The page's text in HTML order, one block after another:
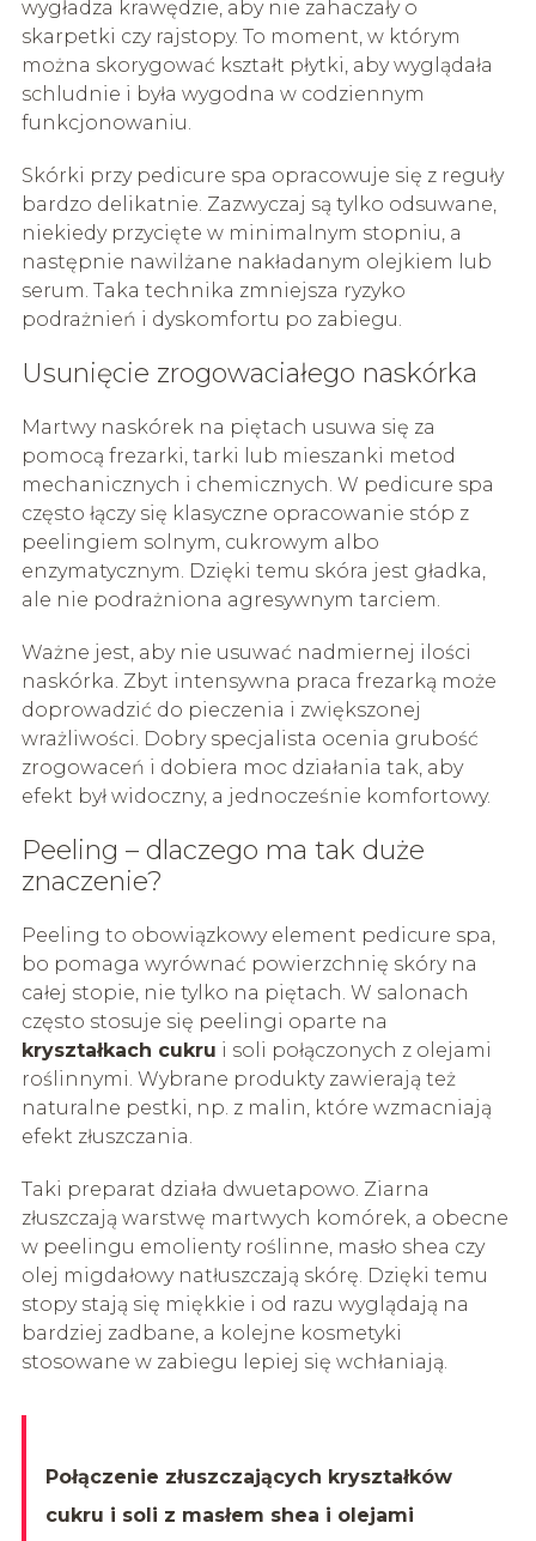
wygładza krawędzie, aby nie zahaczały o
skarpetki czy rajstopy. To moment, w którym
można skorygować kształt płytki, aby wyglądała
schludnie i była wygodna w codziennym
funkcjonowaniu.
Skórki przy pedicure spa opracowuje się z reguły
bardzo delikatnie. Zazwyczaj są tylko odsuwane,
niekiedy przycięte w minimalnym stopniu, a
następnie nawilżane nakładanym olejkiem lub
serum. Taka technika zmniejsza ryzyko
podrażnień i dyskomfortu po zabiegu.
Usunięcie zrogowaciałego naskórka
Martwy naskórek na piętach usuwa się za
pomocą frezarki, tarki lub mieszanki metod
mechanicznych i chemicznych. W pedicure spa
często łączy się klasyczne opracowanie stóp z
peelingiem solnym, cukrowym albo
enzymatycznym. Dzięki temu skóra jest gładka,
ale nie podrażniona agresywnym tarciem.
Ważne jest, aby nie usuwać nadmiernej ilości
naskórka. Zbyt intensywna praca frezarką może
doprowadzić do pieczenia i zwiększonej
wrażliwości. Dobry specjalista ocenia grubość
zrogowaceń i dobiera moc działania tak, aby
efekt był widoczny, a jednocześnie komfortowy.
Peeling – dlaczego ma tak duże
znaczenie?
Peeling to obowiązkowy element pedicure spa,
bo pomaga wyrównać powierzchnię skóry na
całej stopie, nie tylko na piętach. W salonach
często stosuje się peelingi oparte na
kryształkach cukru i soli połączonych z olejami
roślinnymi. Wybrane produkty zawierają też
naturalne pestki, np. z malin, które wzmacniają
efekt złuszczania.
Taki preparat działa dwuetapowo. Ziarna
złuszczają warstwę martwych komórek, a obecne
w peelingu emolienty roślinne, masło shea czy
olej migdałowy natłuszczają skórę. Dzięki temu
stopy stają się miękkie i od razu wyglądają na
bardziej zadbane, a kolejne kosmetyki
stosowane w zabiegu lepiej się wchłaniają.
Połączenie złuszczających kryształków
cukru i soli z masłem shea i olejami